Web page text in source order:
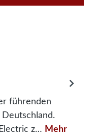
führenden
z… Mehr